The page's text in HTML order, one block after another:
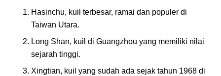
Hasinchu, kuil terbesar, ramai dan populer di
Taiwan Utara.
Long Shan, kuil di Guangzhou yang memiliki nilai
sejarah tinggi.
Xingtian, kuil yang sudah ada sejak tahun 1968 di